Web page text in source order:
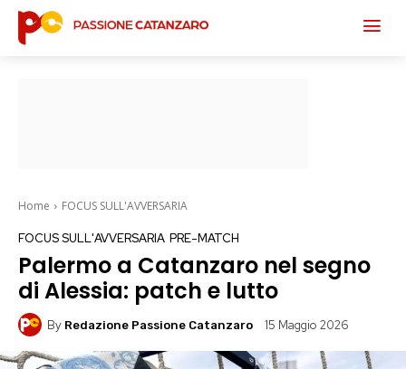
Home FOCUS SULL'AVVERSARIA
FOCUS SULL'AVVERSARIA PRE-MATCH
Palermo a Catanzaro nel segno
di Alessia: patch e lutto
By Redazione Passione Catanzaro 15 Maggio 2026